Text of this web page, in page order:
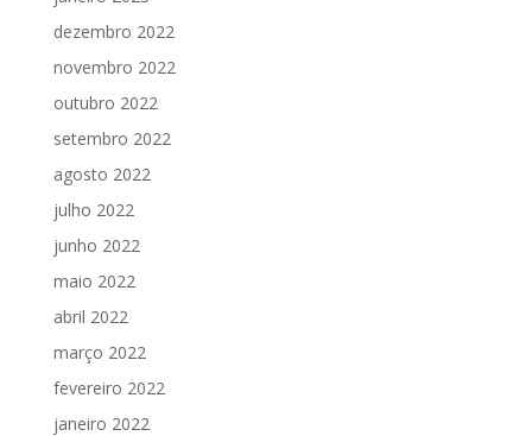
dezembro 2022
novembro 2022
outubro 2022
setembro 2022
agosto 2022
julho 2022
junho 2022
maio 2022
abril 2022
março 2022
fevereiro 2022
janeiro 2022